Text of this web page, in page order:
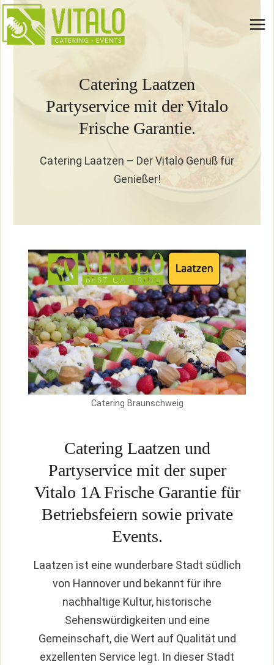
Zum
Inhalt
springen
Catering Laatzen
Partyservice mit der Vitalo
Frische Garantie.
Catering Laatzen – Der Vitalo Genuß für
Genießer!
Catering Braunschweig
Catering Laatzen und
Partyservice mit der super
Vitalo 1A Frische Garantie für
Betriebsfeiern sowie private
Events.
Laatzen ist eine wunderbare Stadt südlich
von Hannover und bekannt für ihre
nachhaltige Kultur, historische
Sehenswürdigkeiten und eine
Gemeinschaft, die Wert auf Qualität und
exzellenten Service legt. In dieser Stadt